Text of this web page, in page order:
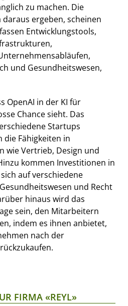
zu machen. Die
ergeben, scheinen
Entwicklungstools,
und Gesundheitswesen,
OpenAI in der KI für
Chance sieht. Das
Startups
die Fähigkeiten in
wie Vertrieb, Design und
kommen Investitionen in
auf verschiedene
und Recht
hinaus wird das
sein, den Mitarbeitern
indem es ihnen anbietet,
nach der
FIRMA «REYL»